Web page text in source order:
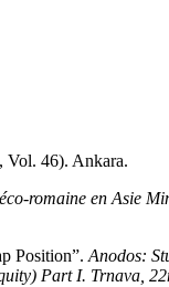
Vol. 46). Ankara.
romaine en Asie
Position”. Anodos:
Part I. Trnava,